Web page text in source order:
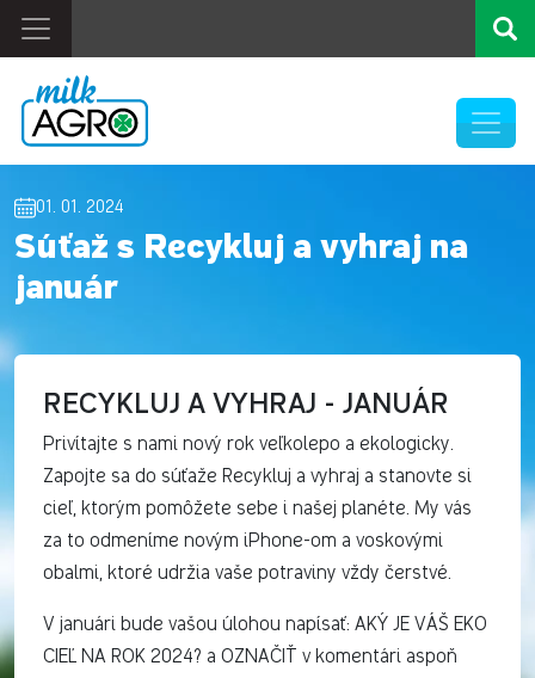
01. 01. 2024
Súťaž s Recykluj a vyhraj na
január
RECYKLUJ A VYHRAJ - JANUÁR
Privítajte s nami nový rok veľkolepo a ekologicky.
Zapojte sa do súťaže Recykluj a vyhraj a stanovte si
cieľ, ktorým pomôžete sebe i našej planéte. My vás
za to odmeníme novým iPhone-om a voskovými
obalmi, ktoré udržia vaše potraviny vždy čerstvé.
V januári bude vašou úlohou napísať: AKÝ JE VÁŠ EKO
CIEĽ NA ROK 2024? a OZNAČIŤ v komentári aspoň